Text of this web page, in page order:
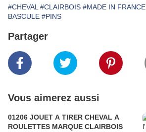
#CHEVAL #CLAIRBOIS #MADE IN FRANCE
BASCULE #PINS
Partager
Vous aimerez aussi
01206 JOUET A TIRER CHEVAL A
ROULETTES MARQUE CLAIRBOIS